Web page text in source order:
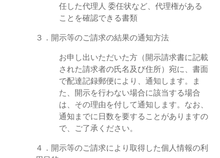
任した代理人 委任状など、代理権がある
ことを確認できる書類
３．開示等のご請求の結果の通知方法
お申し出いただいた方（開示請求書に記載
された請求者の氏名及び住所）宛に、書面
で配達記録郵便により、通知します。ま
た、開示を行わない場合に該当する場合
は、その理由を付して通知します。なお、
通知までに日数を要することがありますの
で、ご了承ください。
４．開示等のご請求により取得した個人情報の利